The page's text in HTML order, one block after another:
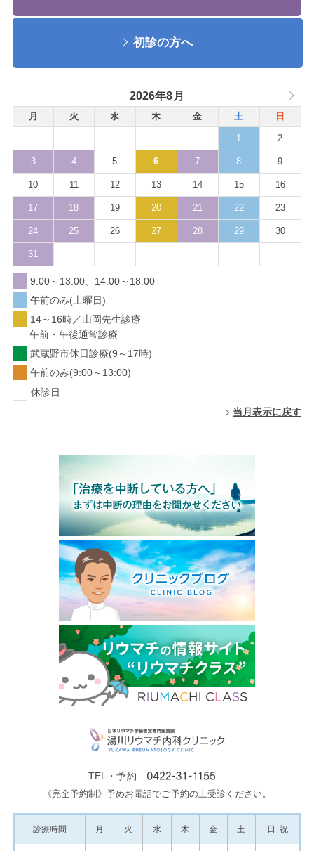
初診の方へ
2026年8月
月 火 水 木 金 土 日
1 2
3 4 5 6 7 8 9
10 11 12 13 14 15 16
17 18 19 20 21 22 23
24 25 26 27 28 29 30
31
9:00～13:00、14:00～18:00
午前のみ(土曜日)
14～16時／山岡先生診療
午前・午後通常診療
武蔵野市休日診療(9～17時)
午前のみ(9:00～13:00)
休診日
当月表示に戻す
TEL・予約
《完全予約制》予めお電話でご予約の上受診ください。
診療時間 月 火 水 木 金 土 日･祝